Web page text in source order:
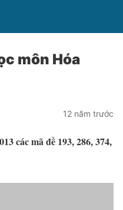
môn Hóa
12 năm trước
các mã đề 193, 286, 374,